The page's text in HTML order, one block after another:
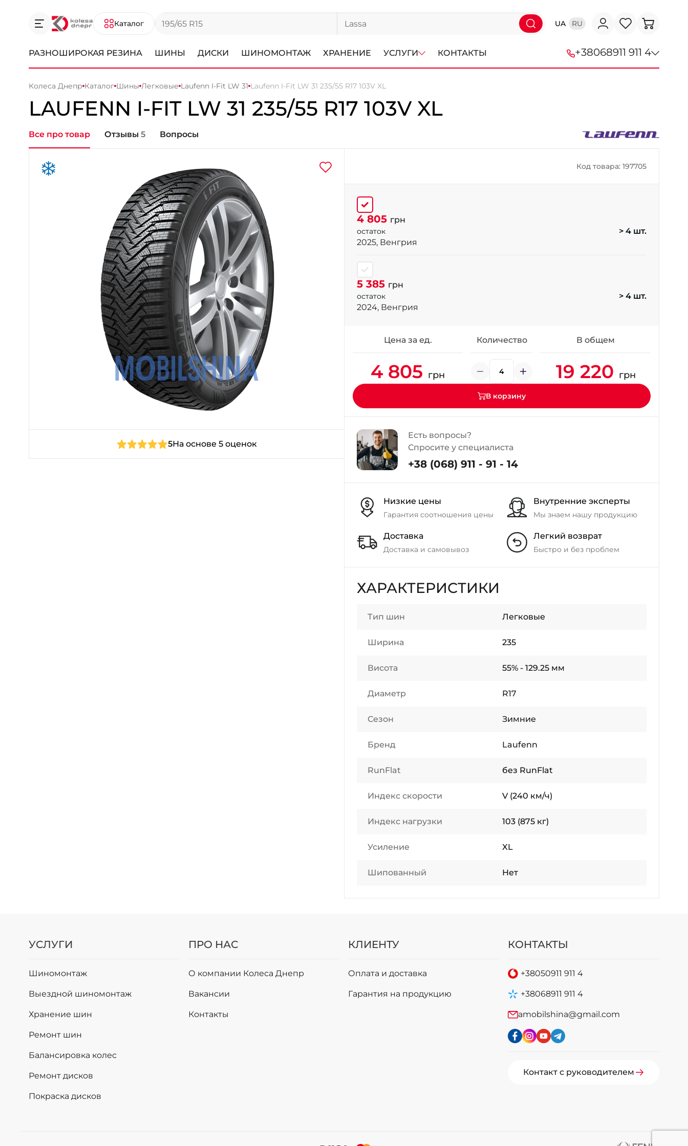
Каталог UA RU
РАЗНОШИРОКАЯ РЕЗИНА ШИНЫ ДИСКИ ШИНОМОНТАЖ ХРАНЕНИЕ УСЛУГИ КОНТАКТЫ +38068911 911 4
+38 (067) 113-44-44
+38 (098) 911-911-4
- Тополь
Колеса Днепр Каталог Шины Легковые Laufenn I-Fit LW 31 Laufenn I-Fit LW 31 235/55 R17 103V XL
LAUFENN I-FIT LW 31 235/55 R17 103V XL
Все про товар Отзывы 5 Вопросы
5На основе 5 оценок
Код товара: 197705
4 805 грн
остаток
> 4 шт.
2025, Венгрия
5 385 грн
остаток
> 4 шт.
2024, Венгрия
Цена за ед. Количество В общем
4 805 грн 19 220 грн
В корзину
Есть вопросы?
Спросите у специалиста
+38 (068) 911 - 91 - 14
Низкие цены
Гарантия соотношения цены
Внутренние эксперты
Мы знаем нашу продукцию
Доставка
Доставка и самовывоз
Легкий возврат
Быстро и без проблем
ХАРАКТЕРИСТИКИ
Тип шин Легковые
Ширина 235
Висота 55% - 129.25 мм
Диаметр R17
Сезон Зимние
Бренд Laufenn
RunFlat без RunFlat
Индекс скорости V (240 км/ч)
Индекс нагрузки 103 (875 кг)
Усиление XL
Шипованный Нет
УСЛУГИ
Шиномонтаж
Выездной шиномонтаж
Хранение шин
Ремонт шин
Балансировка колес
Ремонт дисков
Покраска дисков
ПРО НАС
О компании Колеса Днепр
Вакансии
Контакты
КЛИЕНТУ
Оплата и доставка
Гарантия на продукцию
КОНТАКТЫ
+38050911 911 4
+38068911 911 4
amobilshina@gmail.com
Контакт с руководителем